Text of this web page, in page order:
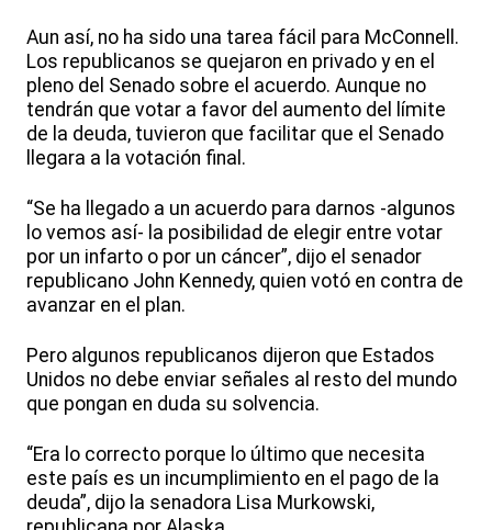
Aun así, no ha sido una tarea fácil para McConnell.
Los republicanos se quejaron en privado y en el
pleno del Senado sobre el acuerdo. Aunque no
tendrán que votar a favor del aumento del límite
de la deuda, tuvieron que facilitar que el Senado
llegara a la votación final.
“Se ha llegado a un acuerdo para darnos -algunos
lo vemos así- la posibilidad de elegir entre votar
por un infarto o por un cáncer”, dijo el senador
republicano John Kennedy, quien votó en contra de
avanzar en el plan.
Pero algunos republicanos dijeron que Estados
Unidos no debe enviar señales al resto del mundo
que pongan en duda su solvencia.
“Era lo correcto porque lo último que necesita
este país es un incumplimiento en el pago de la
deuda”, dijo la senadora Lisa Murkowski,